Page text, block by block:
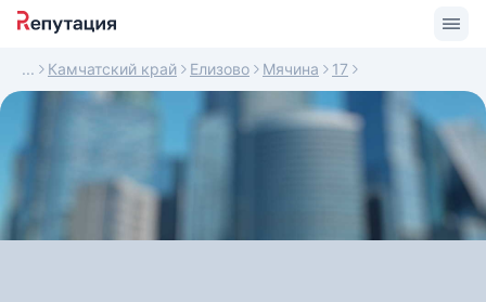
Камчатский край Елизово Мячина 17